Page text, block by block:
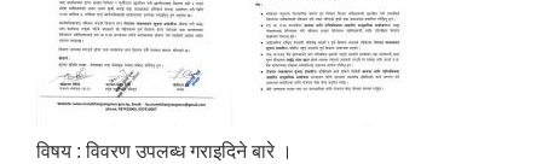
विषय : विवरण उपलब्ध गराइदिने बारे ।